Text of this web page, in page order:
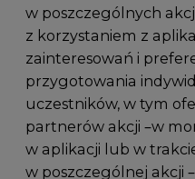
w poszczególnych
z korzystaniem z
zainteresowań i
przygotowania
uczestników, w tym
partnerów akcji –w
w aplikacji lub w
w poszczególnej akcji